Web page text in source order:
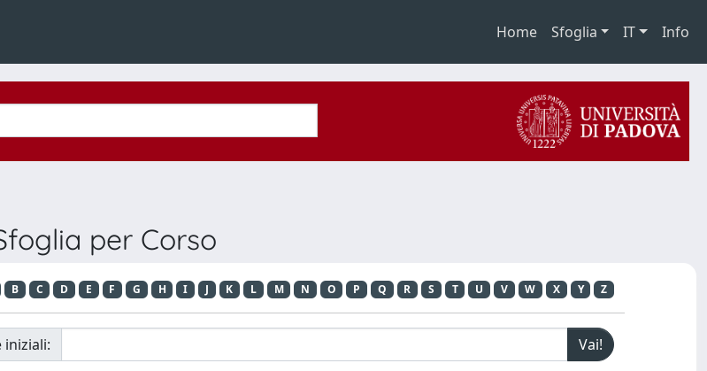
Home Sfoglia IT Info
per Corso
B C D E F G H I J K L M N O P Q R S T U V W X Y Z
iniziali: